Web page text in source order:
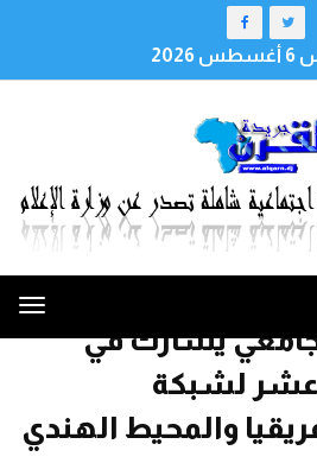
يشارك في
عشر لشبكة
والمحيط الهندي